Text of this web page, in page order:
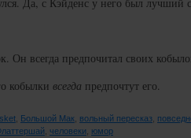
Он всегда предпочитал своих
кобылки всегда предпочтут его.
Большой Мак вольный пересказ
человеки юмор